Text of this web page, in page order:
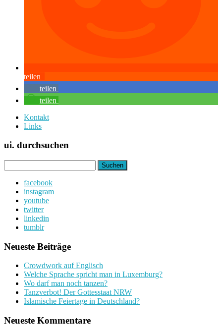
teilen
teilen
teilen
Kontakt
Links
ui. durchsuchen
nach:
facebook
instagram
youtube
twitter
linkedin
tumblr
Neueste Beiträge
Crowdwork auf Englisch
Welche Sprache spricht man in Luxemburg?
Wo darf man noch tanzen?
Tanzverbot! Der Gottesstaat NRW
Islamische Feiertage in Deutschland?
Neueste Kommentare